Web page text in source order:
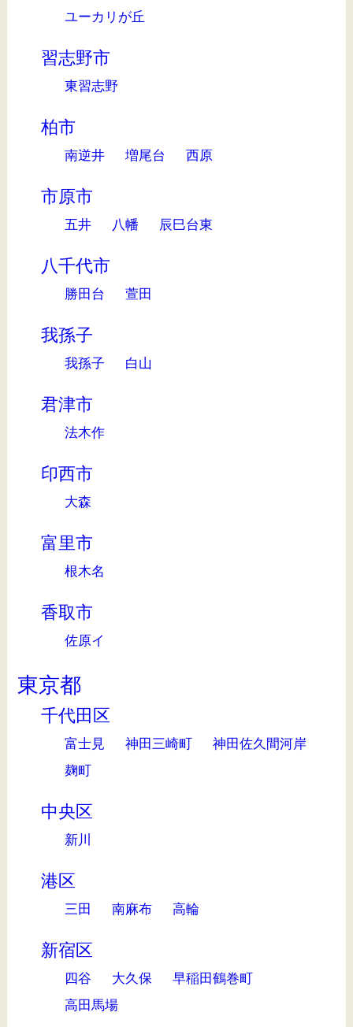
ユーカリが丘
習志野市
東習志野
柏市
南逆井 増尾台 西原
市原市
五井 八幡 辰巳台東
八千代市
勝田台 萱田
我孫子
我孫子 白山
君津市
法木作
印西市
大森
富里市
根木名
香取市
佐原イ
東京都
千代田区
富士見 神田三崎町
神田佐久間河岸
麹町
中央区
新川
港区
三田 南麻布 高輪
新宿区
四谷 大久保
早稲田鶴巻町
高田馬場